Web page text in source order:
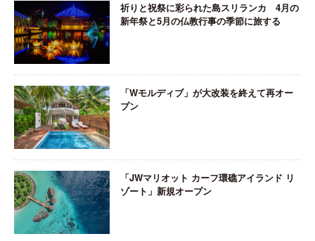
祈りと祝祭に彩られた島スリランカ 4月の
新年祭と5月の仏教行事の季節に旅する
「Wモルディブ」が大改装を終えて再オー
プン
「JWマリオット カーフ環礁アイランド リ
ゾート」新規オープン